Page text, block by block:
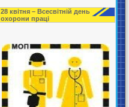
28 квітня – Всесвітній день
охорони праці